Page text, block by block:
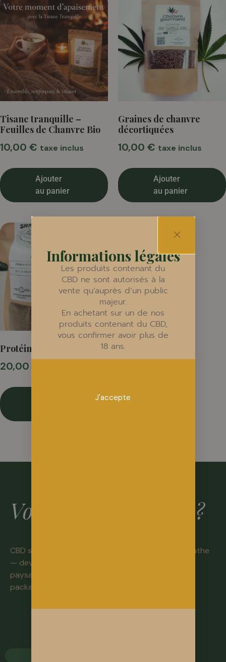
Tisane tranquille –
Feuilles de Chanvre Bio
10,00 € taxe inclus
Ajouter
au panier
Graines de chanvre
décortiquées
10,00 € taxe inclus
Ajouter
au panier
Protéine de chanvre
20,00
Vous êtes revendeur ?
CBD shop, bureau de tabac, épicerie bio, naturopathe
— devenez garant d’un CBD
paysan français. Tarifs préférentiels, échantillons,
packaging personnalisé.
Informations légales
Les produits contenant du
CBD ne sont autorisés à la
vente qu’auprès d’un public
majeur.
En achetant sur un de nos
produits contenant du CBD,
vous confirmer avoir plus de
18 ans.
J'accepte